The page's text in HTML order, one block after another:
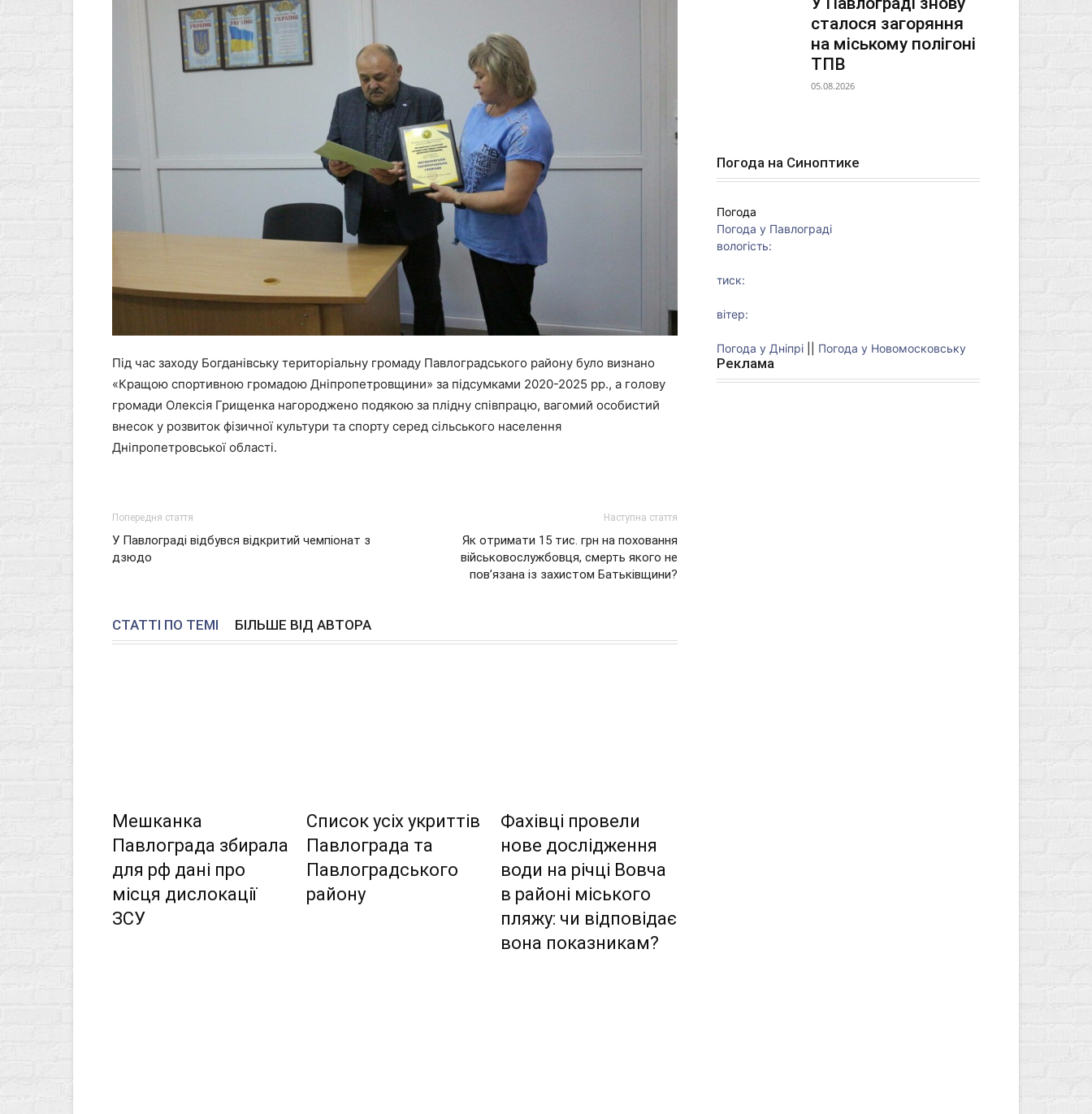
Під час заходу Богданівську територіальну громаду Павлоградського району було визнано
«Кращою спортивною громадою Дніпропетровщини» за підсумками 2020-2025 рр., а голову
громади Олексія Грищенка нагороджено подякою за плідну співпрацю, вагомий особистий
внесок у розвиток фізичної культури та спорту серед сільського населення
Дніпропетровської області.
Попередня стаття
У Павлограді відбувся відкритий чемпіонат з
дзюдо
Наступна стаття
Як отримати 15 тис. грн на поховання
військовослужбовця, смерть якого не
пов’язана із захистом Батьківщини?
СТАТТІ ПО ТЕМІ БІЛЬШЕ ВІД АВТОРА
Мешканка
Павлограда збирала
для рф дані про
місця дислокації
ЗСУ
Список усіх укриттів
Павлограда та
Павлоградського
району
Фахівці провели
нове дослідження
води на річці Вовча
в районі міського
пляжу: чи відповідає
вона показникам?
сталося загоряння
на міському полігоні
ТПВ
05.08.2026
Погода на Синоптике
Погода
Погода у Павлограді
вологість:
тиск:
вітер:
Погода у Дніпрі Погода у Новомосковську
Реклама